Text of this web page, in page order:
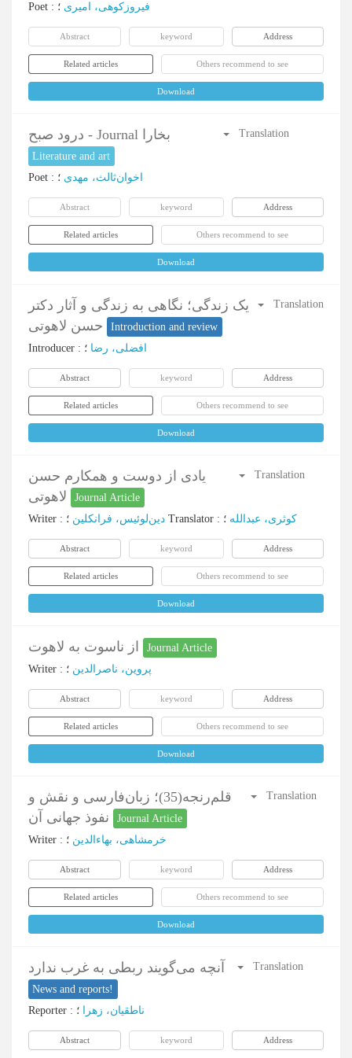
Poet : فیروزکوهی، امیری ؛
Abstract keyword Address
Related articles Others recommend to see
Download
درود صبح - Journal بخارا
Literature and art
Translation
Poet : اخوان‌ثالث، مهدی ؛
Abstract keyword Address
Related articles Others recommend to see
Download
یک زندگی؛ نگاهی به زندگی و آثار دکتر
Introduction and review
Translation
Introducer : افضلی، رضا ؛
Abstract keyword Address
Related articles Others recommend to see
Download
یادی از دوست و همکارم حسن
Journal Article
Translation
Writer : دین‌لوئیس، فرانکلین Translator : کوثری، عبدالله ؛
Abstract keyword Address
Related articles Others recommend to see
Download
Journal Article
Writer : پروین، ناصرالدین ؛
Abstract keyword Address
Related articles Others recommend to see
Download
قلم‌رنجه(35)؛ زبان‌فارسی و نقش و
Journal Article
Translation
Writer : خرمشاهی، بهاء‌الدین ؛
Abstract keyword Address
Related articles Others recommend to see
Download
آنچه می‌گویند ربطی به غرب ندارد
News and reports!
Translation
Reporter : ناطقیان، زهرا ؛
Abstract keyword Address